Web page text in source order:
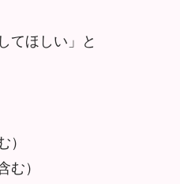
てほしい」と
）
む）